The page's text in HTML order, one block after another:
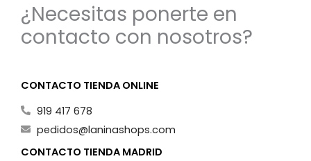
¿Necesitas ponerte en
contacto con nosotros?
CONTACTO TIENDA ONLINE
919 417 678
pedidos@laninashops.com
CONTACTO TIENDA MADRID